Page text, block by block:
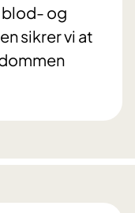
blod- og
sikrer vi at